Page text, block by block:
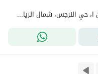
شارع الأمين المهندس عبدالله بن عبدالرحمن ا، حي النرجس، شمال الرياض، الرياض